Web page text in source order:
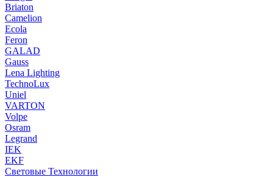
Briaton
Camelion
Ecola
Feron
GALAD
Gauss
Lena Lighting
TechnoLux
Uniel
VARTON
Volpe
Osram
Legrand
IEK
EKF
Световые Технологии